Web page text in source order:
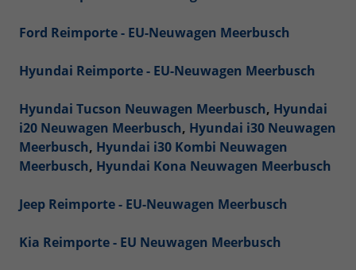
Ford Reimporte - EU-Neuwagen Meerbusch
Hyundai Reimporte - EU-Neuwagen Meerbusch
Hyundai Tucson Neuwagen Meerbusch, Hyundai
i20 Neuwagen Meerbusch, Hyundai i30 Neuwagen
Meerbusch, Hyundai i30 Kombi Neuwagen
Meerbusch, Hyundai Kona Neuwagen Meerbusch
Jeep Reimporte - EU-Neuwagen Meerbusch
Kia Reimporte - EU Neuwagen Meerbusch